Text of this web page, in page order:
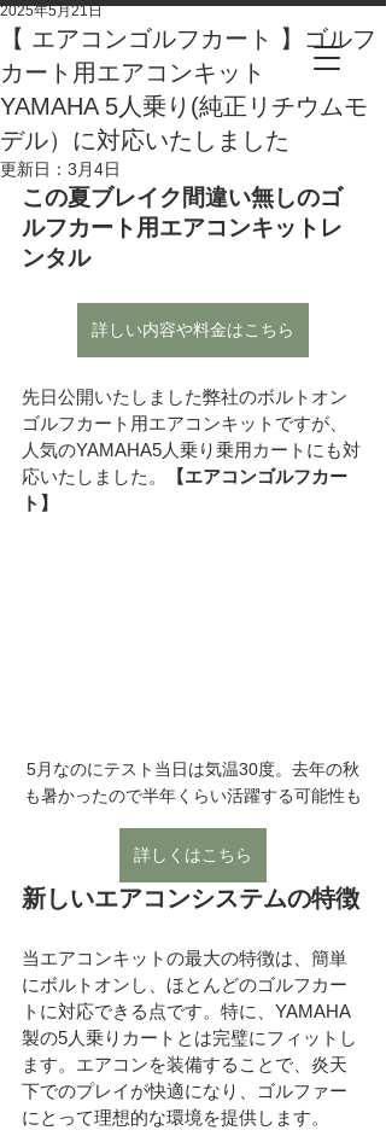
【 エアコンゴルフカート 】ゴルフ
カート用エアコンキット
YAMAHA 5人乗り(純正リチウムモ
デル）に対応いたしました
2025年5月21日
更新日： 3月4日
この夏ブレイク間違い無しのゴ
ルフカート用エアコンキットレ
ンタル
詳しい内容や料金はこちら
先日公開いたしました弊社のボルトオン
ゴルフカート用エアコンキットですが、
人気のYAMAHA5人乗り乗用カートにも対
応いたしました。
【エアコンゴルフカー
ト】
5月なのにテスト当日は気温30度。去年の秋
も暑かったので半年くらい活躍する可能性も
詳しくはこちら
新しいエアコンシステムの特徴
当エアコンキットの最大の特徴は、簡単
にボルトオンし、ほとんどのゴルフカー
トに対応できる点です。特に、YAMAHA
製の5人乗りカートとは完璧にフィットし
ます。エアコンを装備することで、炎天
下でのプレイが快適になり、ゴルファー
にとって理想的な環境を提供します。